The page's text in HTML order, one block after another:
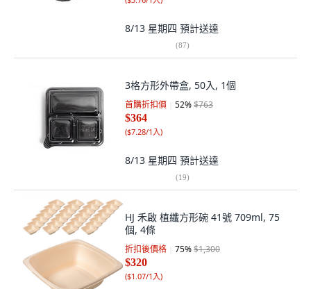
8/13 星期四 預計送達
(87)
3格方形外帶盒, 50入, 1個
首購折扣價 52%$763
$364
($7.28/1入)
8/13 星期四 預計送達
(19)
HJ 禾啟 植纖方形碗 41號 709ml, 75
個, 4條
折扣後價格 75%$1,300
$320
($1.07/1入)